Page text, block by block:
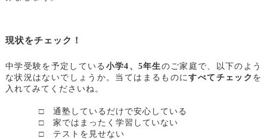
現状をチェック！
中学受験を予定している 小学4、5年生 のご家庭で、以下のよう
な状況はないでしょうか。当てはまるものにすべてチェック を
入れてみてくださいね。
□ 通塾しているだけで安心している
□ 家ではまったく学習していない
□ テストを見せない